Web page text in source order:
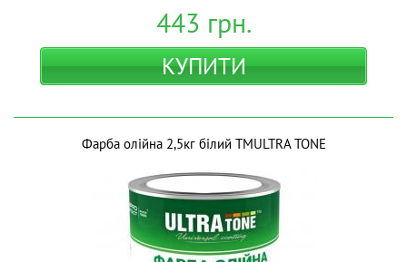
443 грн.
КУПИТИ
Фарба олійна 2,5кг білий ТМULTRA TONE